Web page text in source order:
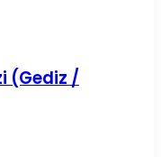
(Gediz /